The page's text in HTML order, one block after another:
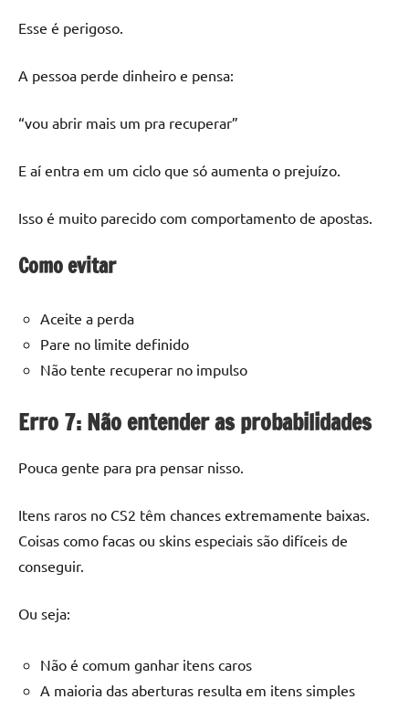
Esse é perigoso.
A pessoa perde dinheiro e pensa:
“vou abrir mais um pra recuperar”
E aí entra em um ciclo que só aumenta o prejuízo.
Isso é muito parecido com comportamento de apostas.
Como evitar
Aceite a perda
Pare no limite definido
Não tente recuperar no impulso
Erro 7: Não entender as probabilidades
Pouca gente para pra pensar nisso.
Itens raros no CS2 têm chances extremamente baixas.
Coisas como facas ou skins especiais são difíceis de
conseguir.
Ou seja:
Não é comum ganhar itens caros
A maioria das aberturas resulta em itens simples